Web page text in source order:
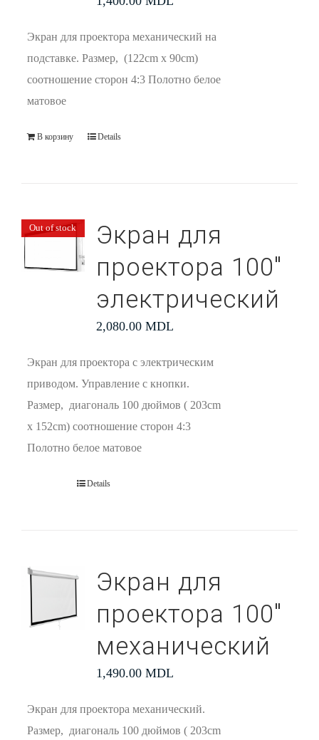
Экран для проектора механический на
подставке. Размер, (122cm x 90cm)
соотношение сторон 4:3 Полотно белое
матовое
В корзину Details
Out of stock
Экран для
проектора 100″
электрический
2,080.00 MDL
Экран для проектора с электрическим
приводом. Управление с кнопки.
Размер, диагональ 100 дюймов ( 203cm
x 152cm) соотношение сторон 4:3
Полотно белое матовое
Details
Экран для
проектора 100″
механический
1,490.00 MDL
Экран для проектора механический.
Размер, диагональ 100 дюймов ( 203cm